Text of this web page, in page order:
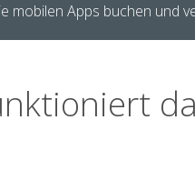
mobilen Apps buchen und